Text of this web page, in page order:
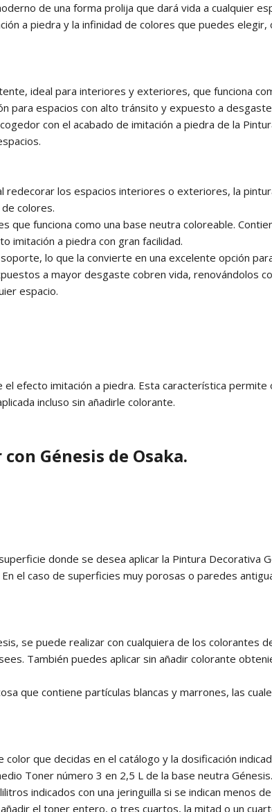
de una forma prolija que dará vida a cualquier
a piedra y la infinidad de colores que puedes elegir,
ideal para interiores y exteriores, que funciona
para espacios con alto tránsito y expuesto a
con el acabado de imitación a piedra de la
redecorar los espacios interiores o exteriores, la
colores.
funciona como una base neutra coloreable.
imitación a piedra con gran facilidad.
lo que la convierte en una excelente opción
a mayor desgaste cobren vida, renovándolos
espacio.
efecto imitación a piedra. Esta característica
incluso sin añadirle colorante.
Génesis de Osaka.
donde se desea aplicar la Pintura Decorativa
el caso de superficies muy porosas o paredes
se puede realizar con cualquiera de los colorantes
También puedes aplicar sin añadir colorante
que contiene partículas blancas y marrones, las
que decidas en el catálogo y la dosificación
Toner número 3 en 2,5 L de la base neutra Génesis.
indicados con una jeringuilla si se indican menos
el toner entero, o tres cuartos, la mitad o un